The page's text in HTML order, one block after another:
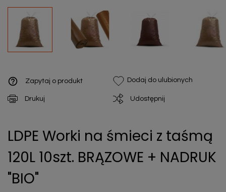
help_outline Zapytaj o produkt Dodaj do ulubionych
Drukuj Udostępnij
LDPE Worki na śmieci z taśmą
120L 10szt. BRĄZOWE + NADRUK
"BIO"